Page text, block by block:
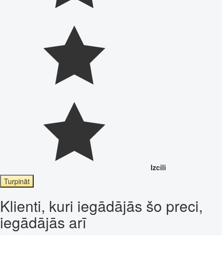
Izcili
Turpināt
Klienti, kuri iegādājās šo preci,
iegādājās arī